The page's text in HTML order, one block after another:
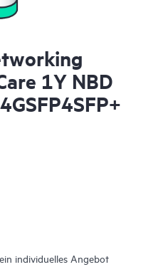
1Y NBD
individuelles Angebot